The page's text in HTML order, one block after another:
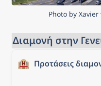
Photo by
Διαμονή στην
🏨 Προτάσεις